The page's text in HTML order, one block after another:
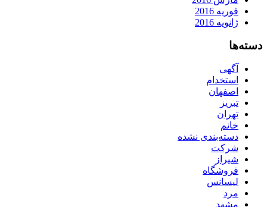
فوریه 2016
ژانویه 2016
دسته‌ها
آگهی
استخدام
اصفهان
تبریز
تهران
خانم
دسته‌بندی نشده
شرکت
شیراز
فروشگاه
لیسانس
مرد
مشهد